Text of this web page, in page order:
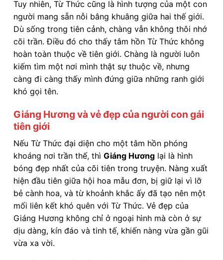
Tuy nhiên, Từ Thức cũng là hình tượng của một con
người mang sẵn nỗi bâng khuâng giữa hai thế giới.
Dù sống trong tiên cảnh, chàng vẫn không thôi nhớ
cõi trần. Điều đó cho thấy tâm hồn Từ Thức không
hoàn toàn thuộc về tiên giới. Chàng là người luôn
kiếm tìm một nơi mình thật sự thuộc về, nhưng
càng đi càng thấy mình đứng giữa những ranh giới
khó gọi tên.
Giáng Hương và vẻ đẹp của người con gái
tiên giới
Nếu Từ Thức đại diện cho một tâm hồn phóng
khoáng nơi trần thế, thì Giáng Hương lại là hình
bóng đẹp nhất của cõi tiên trong truyện. Nàng xuất
hiện đầu tiên giữa hội hoa mẫu đơn, bị giữ lại vì lỡ
bẻ cành hoa, và từ khoảnh khắc ấy đã tạo nên một
mối liên kết khó quên với Từ Thức. Vẻ đẹp của
Giáng Hương không chỉ ở ngoại hình mà còn ở sự
dịu dàng, kín đáo và tinh tế, khiến nàng vừa gần gũi
vừa xa vời.